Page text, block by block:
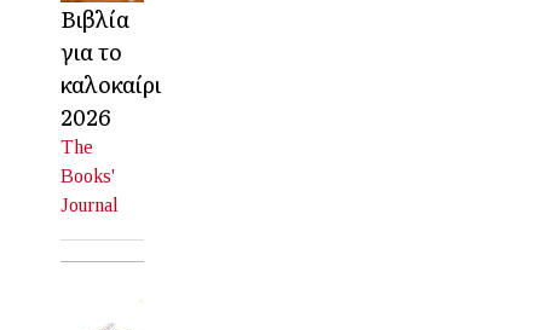
Βιβλία
για το
καλοκαίρι
2026
The
Books'
Journal